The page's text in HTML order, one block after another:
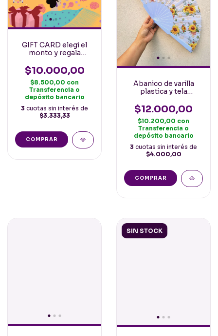
GIFT CARD elegi el
monto y regala
$10.000,00
$8.500,00 con
Transferencia o
depósito bancario
3 cuotas sin interés de
$3.333,33
COMPRAR
Abanico de varilla
plastica y tela
Pequeños 23cm
$12.000,00
$10.200,00 con
Transferencia o
depósito bancario
3 cuotas sin interés de
$4.000,00
SIN STOCK